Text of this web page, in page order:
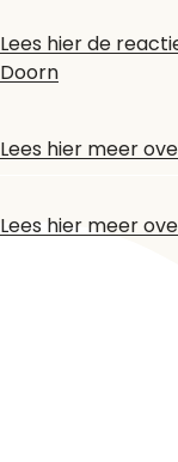
Lees hier de
Doorn
Lees hier meer
Lees hier meer